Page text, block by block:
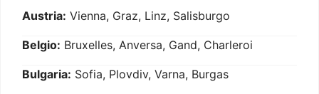
Austria: Vienna, Graz, Linz, Salisburgo
Belgio: Bruxelles, Anversa, Gand, Charleroi
Bulgaria: Sofia, Plovdiv, Varna, Burgas